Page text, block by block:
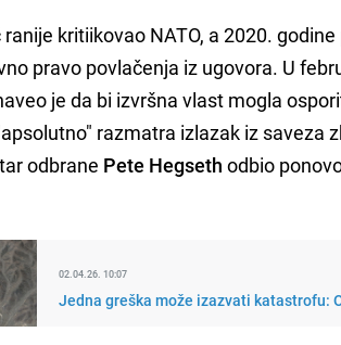
kritiikovao NATO, a 2020.
pravo povlačenja iz ugovora. U
je da bi izvršna vlast mogla
razmatra izlazak iz saveza
odbrane Pete Hegseth odbio
02.04.26. 10:07
Jedna greška može izazvati katastrofu: